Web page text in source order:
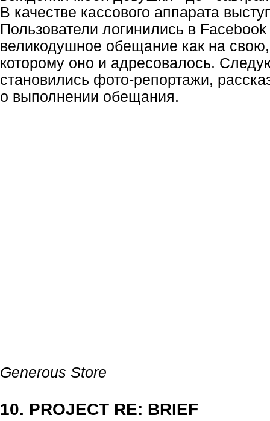
В качестве кассового аппарата
Пользователи логинились в
великодушное обещание как на свою,
которому оно и адресовалось.
становились фото-репортажи,
о выполнении обещания.
Generous Store
10. PROJECT RE: BRIEF